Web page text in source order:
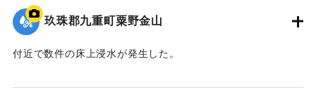
玖珠郡九重町粟野金山
付近で数件の床上浸水が発生した。
｜固有コード:01215066